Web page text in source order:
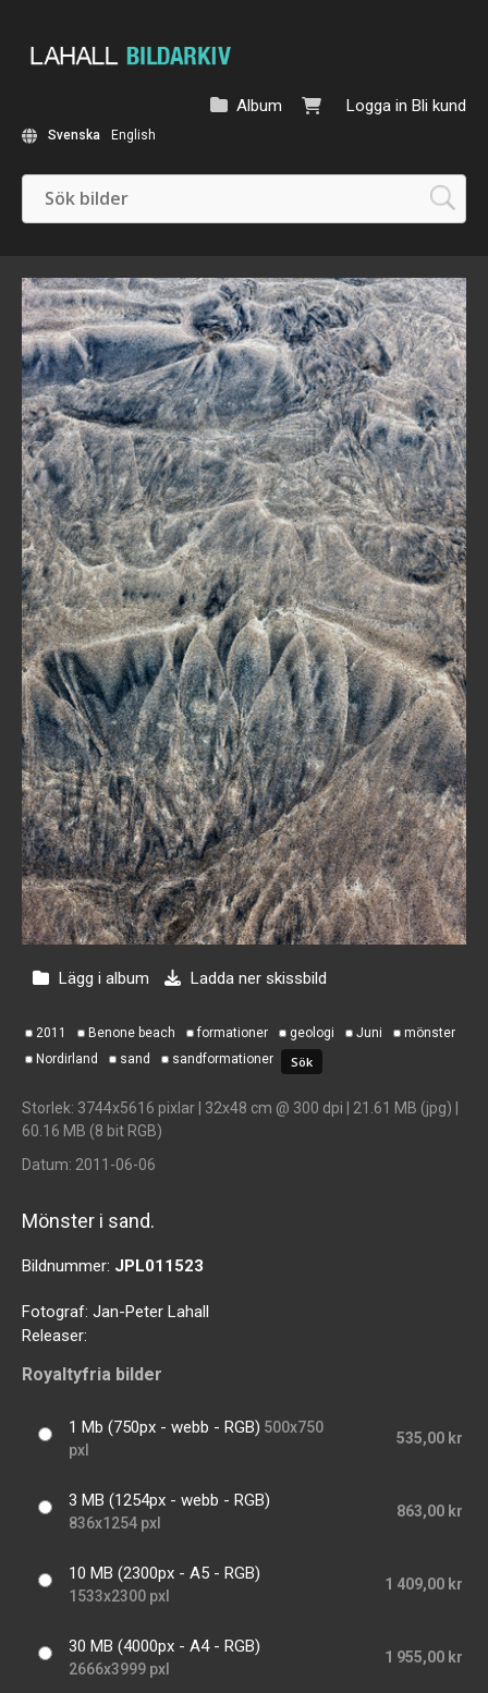
Logga in Bli kund
Album
Svenska English
Lägg i album Ladda ner skissbild
2011 Benone beach formationer geologi Juni
mönster
Nordirland
sand sandformationer
Storlek: 3744x5616 pixlar | 32x48 cm @ 300 dpi | 21.61 MB (jpg) |
60.16 MB (8 bit RGB)
Datum: 2011-06-06
Mönster i sand.
Bildnummer: JPL011523
Fotograf: Jan-Peter Lahall
Releaser:
Royaltyfria bilder
1 Mb (750px - webb - RGB) 500x750
pxl
535,00 kr
3 MB (1254px - webb - RGB)
836x1254 pxl
863,00 kr
10 MB (2300px - A5 - RGB)
1533x2300 pxl
1 409,00 kr
30 MB (4000px - A4 - RGB)
2666x3999 pxl
1 955,00 kr